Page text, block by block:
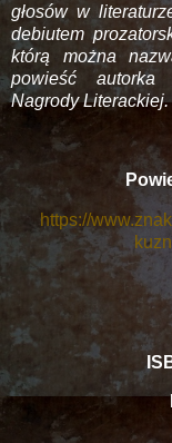
głosów w
debiutem
którą można
powieść autorka
Nagrody Literackiej.
https://